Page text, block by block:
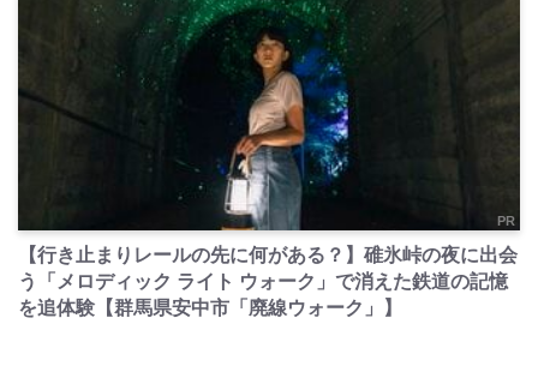
PR
【行き止まりレールの先に何がある？】碓氷峠の夜に出会
う「メロディック ライト ウォーク」で消えた鉄道の記憶
を追体験【群馬県安中市「廃線ウォーク」】